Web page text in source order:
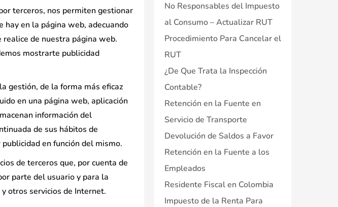
terceros, nos permiten gestionar
en la página web, adecuando
de nuestra página web.
mostrarte publicidad
gestión, de la forma más eficaz
en una página web, aplicación
información del
de sus hábitos de
en función del mismo.
de terceros que, por cuenta de
parte del usuario y para la
otros servicios de Internet.
No Responsables del Impuesto
al Consumo – Actualizar RUT
Procedimiento Para Cancelar el
RUT
¿De Que Trata la Inspección
Contable?
Retención en la Fuente en
Servicio de Transporte
Devolución de Saldos a Favor
Retención en la Fuente a los
Empleados
Residente Fiscal en Colombia
Impuesto de la Renta Para